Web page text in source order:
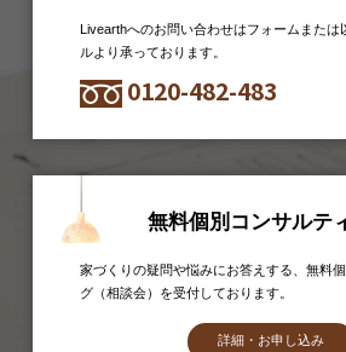
Livearthへのお問い合わせはフォームまたは
ルより承っております。
0120-482-483
無料個別コンサルテ
家づくりの疑問や悩みにお答えする、無料
グ（相談会）を受付しております。
詳細・お申し込み